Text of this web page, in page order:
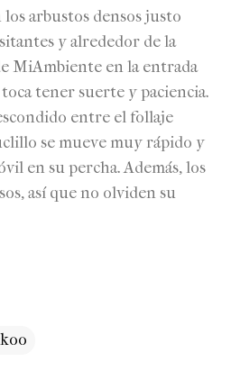
arbustos densos justo
y alrededor de la
MiAmbiente en la entrada
tener suerte y paciencia.
entre el follaje
se mueve muy rápido y
en su percha. Además, los
así que no olviden su